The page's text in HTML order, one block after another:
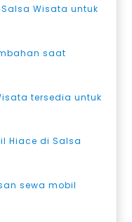
Wisata untuk
saat
tersedia untuk
Hiace di Salsa
sewa mobil